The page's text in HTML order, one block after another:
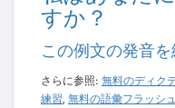
すか？
この例文の発音を
さらに参照: 無料のディク
練習, 無料の語彙フラッシ